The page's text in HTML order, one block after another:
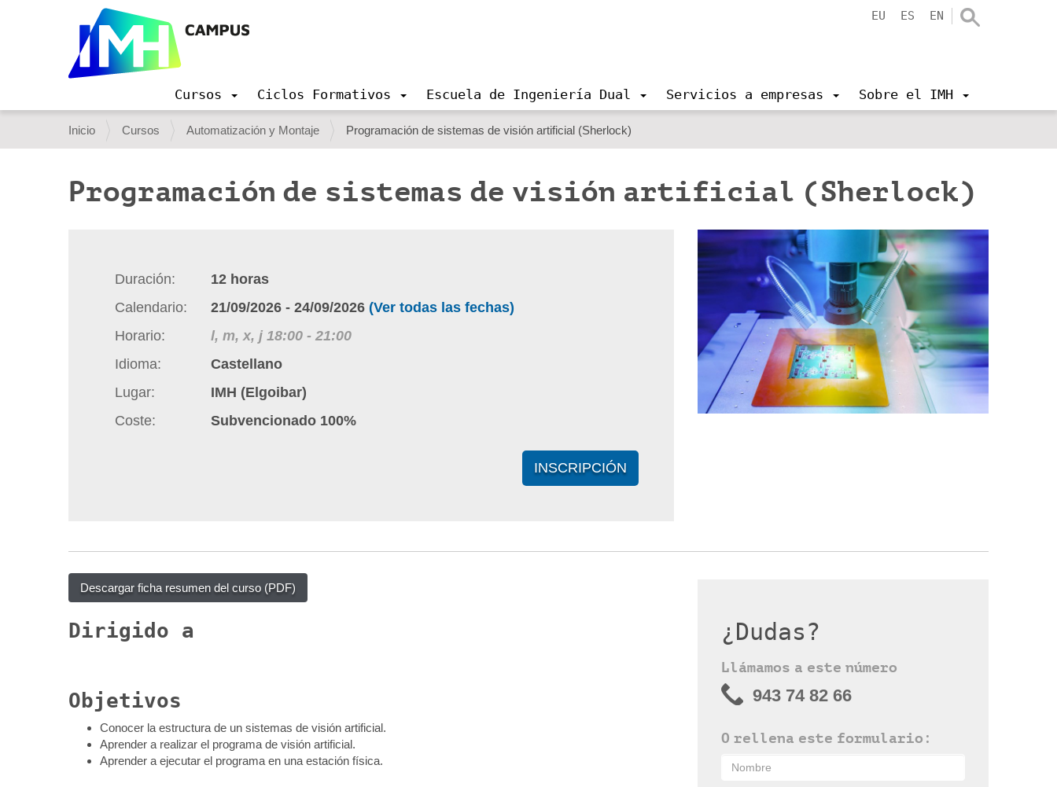
EU ES EN
v
a
c
Cursos Ciclos Formativos Escuela de Ingeniería Dual Servicios a empresas Sobre el IMH
U
s
e
Inicio Cursos Automatización y Montaje Programación de sistemas de visión artificial (Sherlock)
Programación de sistemas de visión artificial (Sherlock)
Duración 12 horas
Calendario
21/09/2026- 24/09/2026 (Ver todas las fechas)
Horario
l, m, x, j 18:00- 21:00
Idioma
Castellano
Lugar
IMH (Elgoibar)
Coste
Subvencionado 100%
INSCRIPCIÓN
Descargar ficha resumen del curso (PDF)
Dirigido a
Objetivos
Conocer la estructura de un sistemas de visión artificial.
Aprender a realizar el programa de visión artificial.
Aprender a ejecutar el programa en una estación física.
¿Dudas?
Llámamos a este número
943 74 82 66
O rellena este formulario: